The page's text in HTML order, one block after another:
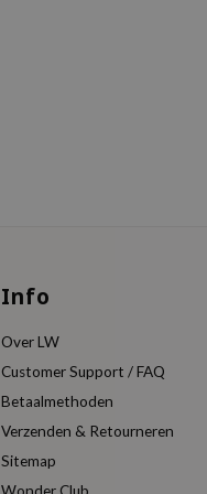
Info
Over LW
Customer Support / FAQ
Betaalmethoden
Verzenden & Retourneren
Sitemap